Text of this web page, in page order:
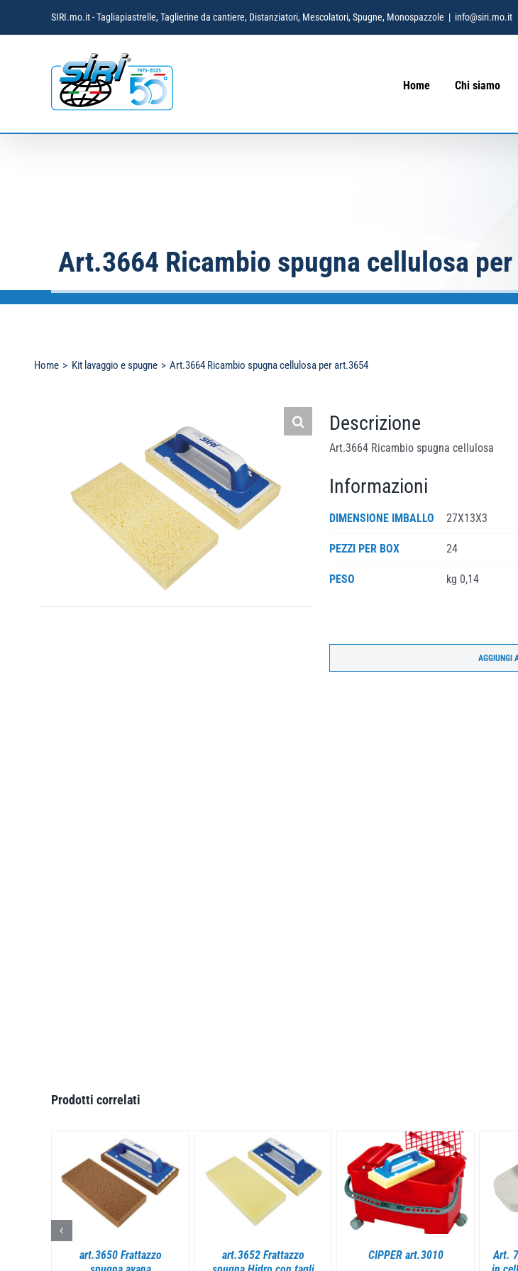
contenuto
SIRI.mo.it - Tagliapiastrelle, Taglierine da cantiere, Distanziatori, Mescolatori, Spugne, Monospazzole | info@siri.mo.it
Home Chi siamo
Art.3664 Ricambio spugna cellulosa
Home Kit lavaggio e spugne Art.3664 Ricambio spugna cellulosa per art.3654
Descrizione
Art.3664 Ricambio spugna cellulosa
Informazioni
DIMENSIONE IMBALLO 27X13X3
PEZZI PER BOX 24
PESO kg 0,14
AGGIUNGI
Prodotti correlati
art.3650 Frattazzo
DETTAGLI
art.3652 Frattazzo
DETTAGLI
CIPPER art.3010
DETTAGLI
Art.